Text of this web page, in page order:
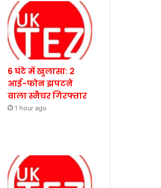
6 घंटे में खुलासा: 2
आई-फोन झपटने
वाला स्नैचर गिरफ्तार
1 hour ago